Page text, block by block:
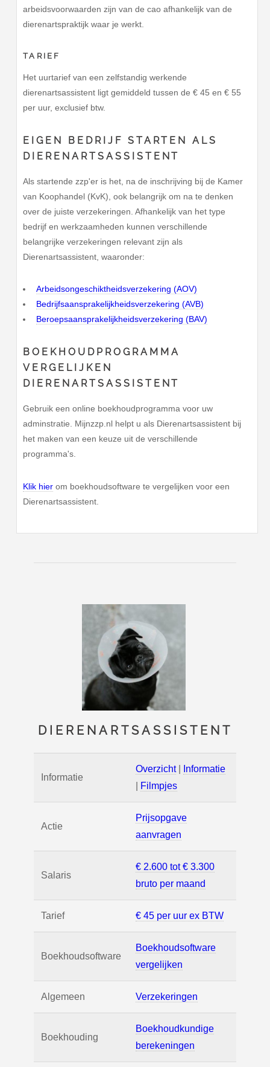
arbeidsvoorwaarden zijn van de cao afhankelijk van de
dierenartspraktijk waar je werkt.
TARIEF
Het uurtarief van een zelfstandig werkende
dierenartsassistent ligt gemiddeld tussen de € 45 en € 55
per uur, exclusief btw.
EIGEN BEDRIJF STARTEN ALS
DIERENARTSASSISTENT
Als startende zzp'er is het, na de inschrijving bij de Kamer
van Koophandel (KvK), ook belangrijk om na te denken
over de juiste verzekeringen. Afhankelijk van het type
bedrijf en werkzaamheden kunnen verschillende
belangrijke verzekeringen relevant zijn als
Dierenartsassistent, waaronder:
Arbeidsongeschiktheidsverzekering (AOV)
Bedrijfsaansprakelijkheidsverzekering (AVB)
Beroepsaansprakelijkheidsverzekering (BAV)
BOEKHOUDPROGRAMMA
VERGELIJKEN
DIERENARTSASSISTENT
Gebruik een online boekhoudprogramma voor uw
adminstratie. Mijnzzp.nl helpt u als Dierenartsassistent bij
het maken van een keuze uit de verschillende
programma's.
Klik hier om boekhoudsoftware te vergelijken voor een
Dierenartsassistent.
DIERENARTSASSISTENT
Informatie
Overzicht|
Informatie
Filmpjes
Actie
Prijsopgave
aanvragen
Salaris
€ 2.600 tot € 3.300
bruto per maand
Tarief € 45 per uur ex BTW
Boekhoudsoftware
Boekhoudsoftware
vergelijken
Algemeen Verzekeringen
Boekhouding
Boekhoudkundige
berekeningen